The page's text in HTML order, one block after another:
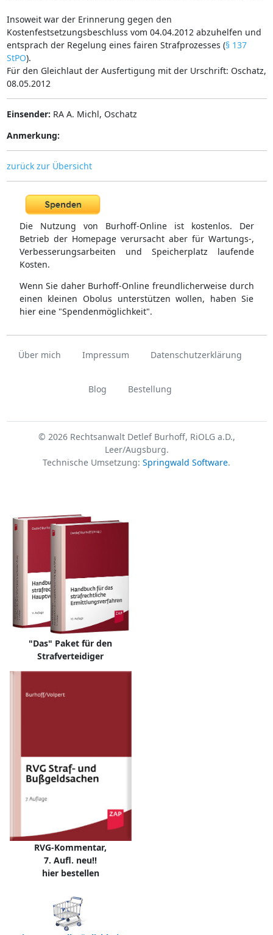
Insoweit war der Erinnerung gegen den
Kostenfestsetzungsbeschluss vom 04.04.2012 abzuhelfen und
entsprach der Regelung eines fairen Strafprozesses (§ 137
StPO).
Für den Gleichlaut der Ausfertigung mit der Urschrift: Oschatz,
08.05.2012
Einsender: RA A. Michl, Oschatz
Anmerkung:
zurück zur Übersicht
Die Nutzung von Burhoff-Online ist kostenlos. Der
Betrieb der Homepage verursacht aber für Wartungs-,
Verbesserungsarbeiten und Speicherplatz laufende
Kosten.
Wenn Sie daher Burhoff-Online freundlicherweise durch
einen kleinen Obolus unterstützen wollen, haben Sie
hier eine "Spendenmöglichkeit".
Über mich Impressum Datenschutzerklärung
Blog Bestellung
© 2026 Rechtsanwalt Detlef Burhoff, RiOLG a.D.,
Leer/Augsburg.
Technische Umsetzung: Springwald Software.
"Das" Paket für den
Strafverteidiger
RVG-Kommentar,
7. Aufl. neu!!
hier bestellen